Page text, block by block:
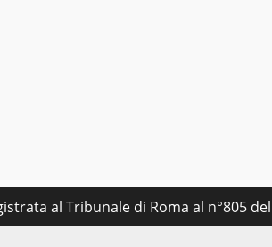
al Tribunale di Roma al n°805